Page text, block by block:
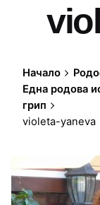
Начало
Една родова
грип
violeta-yaneva